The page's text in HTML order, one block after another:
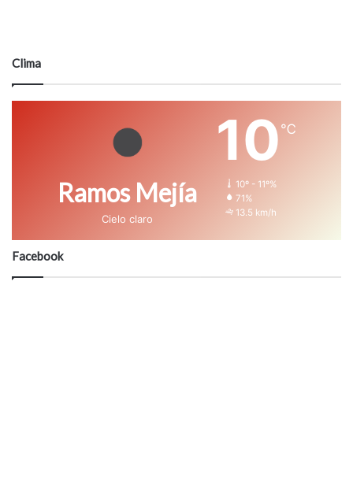
Clima
Ramos Mejía
Cielo claro
10 ℃
10º - 11º%
71%
13.5 km/h
Facebook